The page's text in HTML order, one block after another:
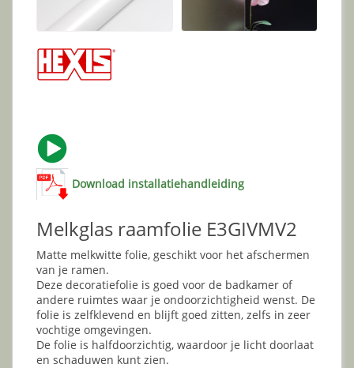
Download installatiehandleiding
Melkglas raamfolie E3GIVMV2
Matte melkwitte folie, geschikt voor het afschermen
van je ramen.
Deze decoratiefolie is goed voor de badkamer of
andere ruimtes waar je ondoorzichtigheid wenst. De
folie is zelfklevend en blijft goed zitten, zelfs in zeer
vochtige omgevingen.
De folie is halfdoorzichtig, waardoor je licht doorlaat
en schaduwen kunt zien.